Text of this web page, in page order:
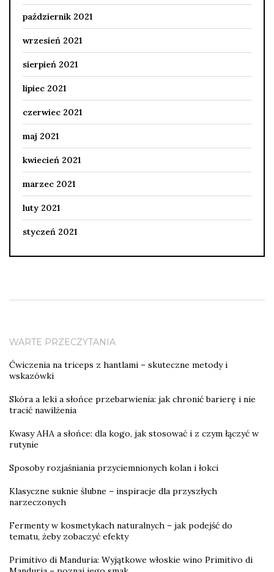
październik 2021
wrzesień 2021
sierpień 2021
lipiec 2021
czerwiec 2021
maj 2021
kwiecień 2021
marzec 2021
luty 2021
styczeń 2021
WARTE PRZECZYTANIA
Ćwiczenia na triceps z hantlami – skuteczne metody i
wskazówki
Skóra a leki a słońce przebarwienia: jak chronić barierę i nie
tracić nawilżenia
Kwasy AHA a słońce: dla kogo, jak stosować i z czym łączyć w
rutynie
Sposoby rozjaśniania przyciemnionych kolan i łokci
Klasyczne suknie ślubne – inspiracje dla przyszłych
narzeczonych
Fermenty w kosmetykach naturalnych – jak podejść do
tematu, żeby zobaczyć efekty
Primitivo di Manduria: Wyjątkowe włoskie wino Primitivo di